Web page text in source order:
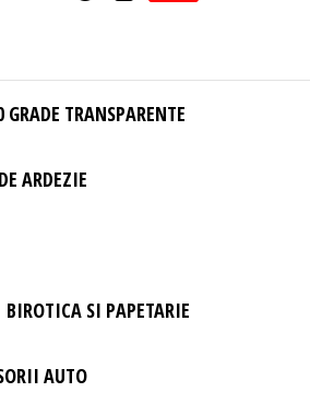
GRADE TRANSPARENTE
ARDEZIE
BIROTICA SI PAPETARIE
AUTO